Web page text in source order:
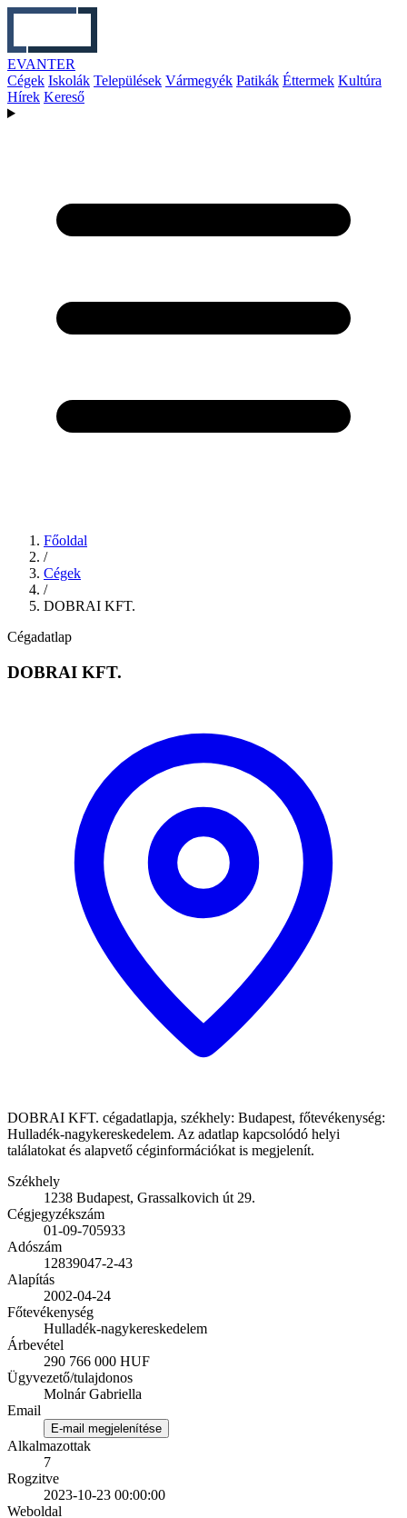
EVANTER
Cégek Iskolák Települések Vármegyék Patikák Éttermek Kultúra
Hírek Kereső
Főoldal
/
Cégek
/
DOBRAI KFT.
Cégadatlap
DOBRAI KFT.
DOBRAI KFT. cégadatlapja, székhely: Budapest, főtevékenység:
Hulladék-nagykereskedelem. Az adatlap kapcsolódó helyi
találatokat és alapvető céginformációkat is megjelenít.
Székhely
1238 Budapest, Grassalkovich út 29.
Cégjegyzékszám
01-09-705933
Adószám
12839047-2-43
Alapítás
2002-04-24
Főtevékenység
Hulladék-nagykereskedelem
Árbevétel
290 766 000 HUF
Ügyvezető/tulajdonos
Molnár Gabriella
Email
E-mail megjelenítése
Alkalmazottak
7
Rogzitve
2023-10-23 00:00:00
Weboldal